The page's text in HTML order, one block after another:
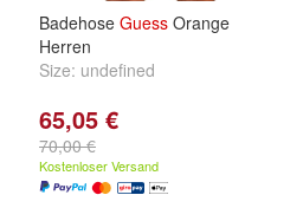
Badehose Guess Orange
Herren
Size: undefined
65,05 €
70,00 €
Kostenloser Versand